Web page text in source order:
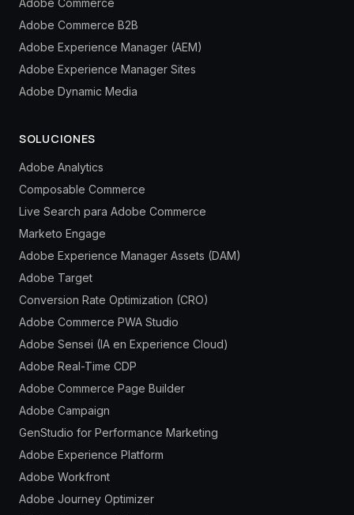
Adobe Commerce
Adobe Commerce B2B
Adobe Experience Manager (AEM)
Adobe Experience Manager Sites
Adobe Dynamic Media
SOLUCIONES
Adobe Analytics
Composable Commerce
Live Search para Adobe Commerce
Marketo Engage
Adobe Experience Manager Assets (DAM)
Adobe Target
Conversion Rate Optimization (CRO)
Adobe Commerce PWA Studio
Adobe Sensei (IA en Experience Cloud)
Adobe Real-Time CDP
Adobe Commerce Page Builder
Adobe Campaign
GenStudio for Performance Marketing
Adobe Experience Platform
Adobe Workfront
Adobe Journey Optimizer